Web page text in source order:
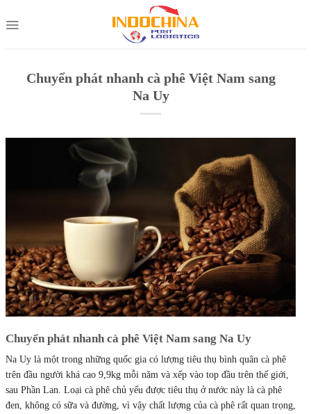
to
Chuyển phát nhanh cà phê Việt Nam sang
Na Uy
Chuyển phát nhanh cà phê Việt Nam sang Na Uy
Na Uy là một trong những quốc gia có lượng tiêu thụ bình quân cà phê
trên đầu người khá cao 9,9kg mỗi năm và xếp vào top đầu trên thế giới,
sau Phần Lan. Loại cà phê chủ yếu được tiêu thụ ở nước này là cà phê
đen, không có sữa và đường, vì vậy chất lượng của cà phê rất quan trọng,